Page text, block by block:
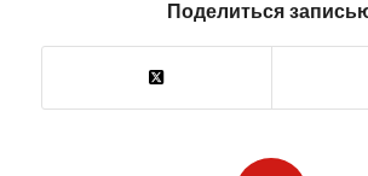
Поделиться